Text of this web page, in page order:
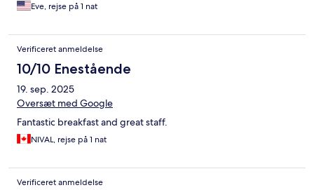
Eve, rejse på 1 nat
Verificeret anmeldelse
10/10 Enestående
19. sep. 2025
Oversæt med Google
Fantastic breakfast and great staff.
NIVAL, rejse på 1 nat
Verificeret anmeldelse